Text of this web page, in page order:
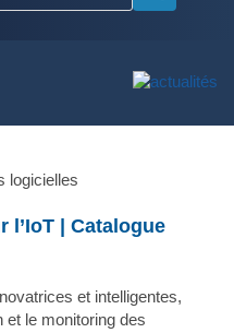
l’IoT | Catalogue
et intelligentes,
et le monitoring des